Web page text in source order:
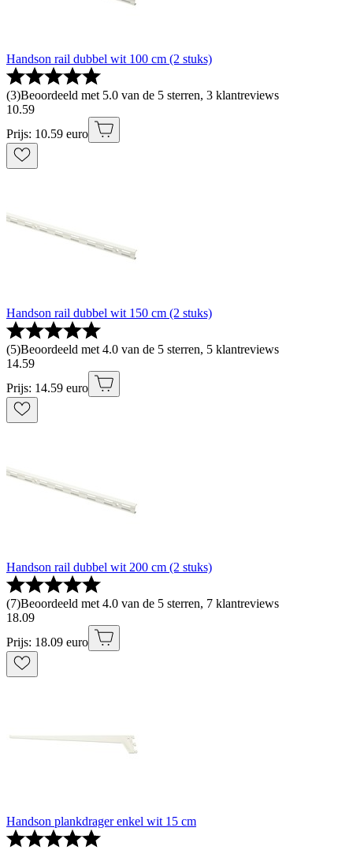
Handson rail dubbel wit 100 cm (2 stuks)
(3)Beoordeeld met 5.0 van de 5 sterren, 3 klantreviews
10.59
Prijs: 10.59 euro
Handson rail dubbel wit 150 cm (2 stuks)
(5)Beoordeeld met 4.0 van de 5 sterren, 5 klantreviews
14.59
Prijs: 14.59 euro
Handson rail dubbel wit 200 cm (2 stuks)
(7)Beoordeeld met 4.0 van de 5 sterren, 7 klantreviews
18.09
Prijs: 18.09 euro
Handson plankdrager enkel wit 15 cm